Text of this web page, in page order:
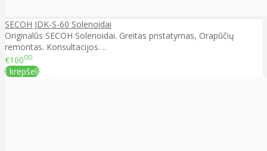
SECOH JDK-S-60 Solenoidai
Originalūs SECOH Solenoidai. Greitas pristatymas, Orapūčių
remontas. Konsultacijos. ..
€10000
Į krepšelį